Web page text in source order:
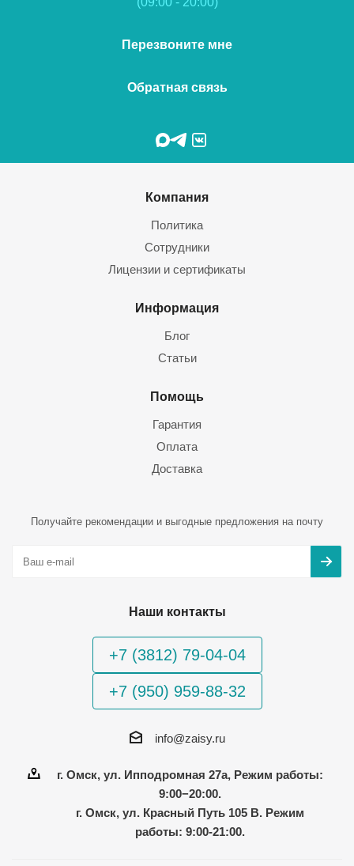
Перезвоните мне
Обратная связь
Компания
Политика
Сотрудники
Лицензии и сертификаты
Информация
Блог
Статьи
Помощь
Гарантия
Оплата
Доставка
Получайте рекомендации и выгодные предложения на почту
Наши контакты
+7 (3812) 79-04-04
+7 (950) 959-88-32
info@zaisy.ru
г. Омск, ул. Ипподромная 27а, Режим работы:
9:00−20:00.
г. Омск, ул. Красный Путь 105 В. Режим
работы: 9:00-21:00.